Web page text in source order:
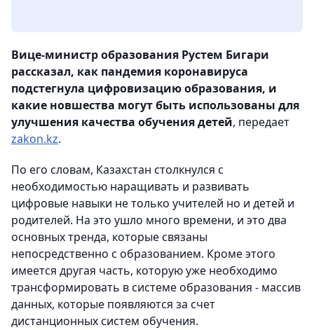
Вице-министр образования Рустем Бигари
рассказал, как пандемия коронавируса
подстегнула цифровизацию образования, и
какие новшества могут быть использованы для
улучшения качества обучения детей, передает
zakon.kz.
По его словам, Казахстан столкнулся с
необходимостью наращивать и развивать
цифровые навыки не только учителей но и детей и
родителей. На это ушло много времени, и это два
основных тренда, которые связаны
непосредственно с образованием. Кроме этого
имеется другая часть, которую уже необходимо
трансформировать в системе образования - массив
данных, которые появляются за счет
дистанционных систем обучения.